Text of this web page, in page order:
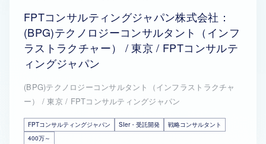
FPTコンサルティングジャパン株式会社：
(BPG)テクノロジーコンサルタント（インフ
ラストラクチャー） / 東京 / FPTコンサルテ
ィングジャパン
(BPG)テクノロジーコンサルタント（インフラストラクチャ
ー） / 東京 / FPTコンサルティングジャパン
FPTコンサルティングジャパン SIer・受託開発
戦略コンサルタント
400万～